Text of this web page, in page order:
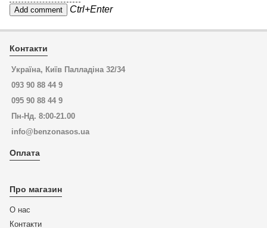
Ctrl+Enter
Контакти
Україна, Київ Палладіна 32/34
093 90 88 44 9
095 90 88 44 9
Пн-Нд. 8:00-21.00
info@benzonasos.ua
Оплата
Про магазин
О нас
Контакти